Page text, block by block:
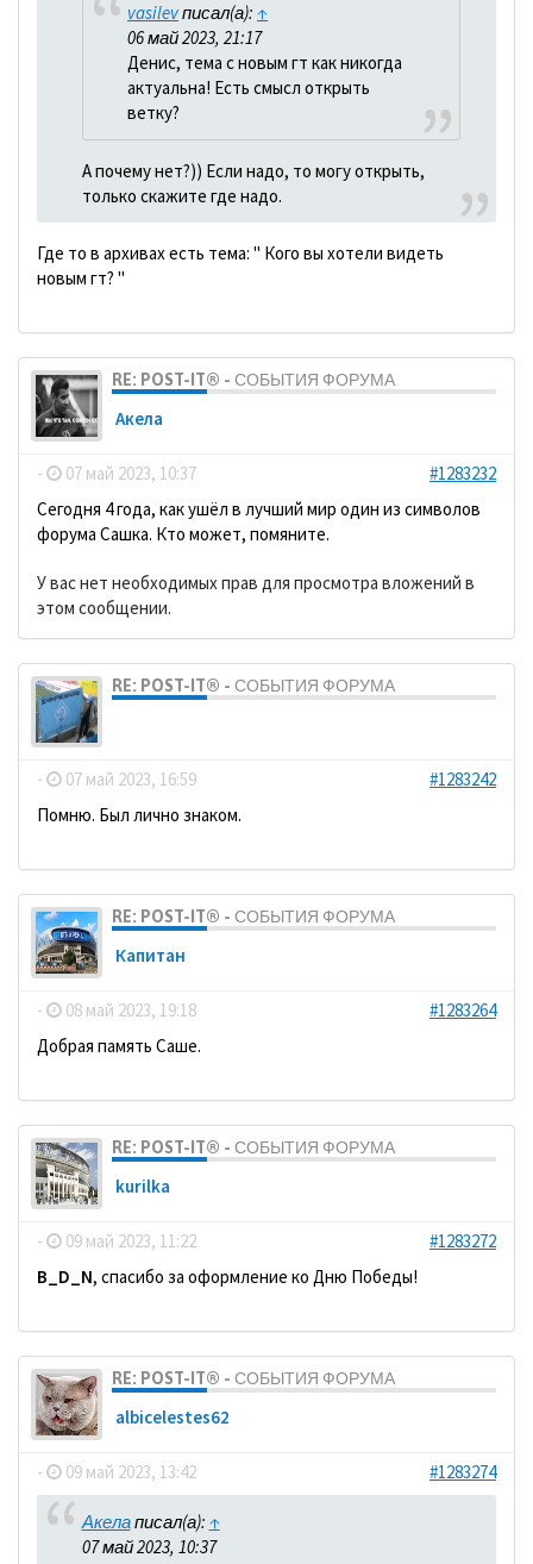
vasilevписал(а): ↑
06 май 2023, 21:17
Денис, тема с новым гт как никогда
актуальна! Есть смысл открыть
ветку?
А почему нет?)) Если надо, то могу открыть,
только скажите где надо.
Где то в архивах есть тема: " Кого вы хотели видеть
новым гт? "
RE: POST-IT® - СОБЫТИЯ ФОРУМА
Акела
- 07 май 2023, 10:37
#1283232
Сегодня 4 года, как ушёл в лучший мир один из символов
форума Сашка. Кто может, помяните.
У вас нет необходимых прав для просмотра вложений в
этом сообщении.
RE: POST-IT® - СОБЫТИЯ ФОРУМА
- 07 май 2023, 16:59
#1283242
Помню. Был лично знаком.
RE: POST-IT® - СОБЫТИЯ ФОРУМА
Кaпитaн
- 08 май 2023, 19:18
#1283264
Добрая память Саше.
RE: POST-IT® - СОБЫТИЯ ФОРУМА
kurilka
- 09 май 2023, 11:22
#1283272
B_D_N, спасибо за оформление ко Дню Победы!
RE: POST-IT® - СОБЫТИЯ ФОРУМА
albicelestes62
- 09 май 2023, 13:42 #1283274
Акелаписал(а): ↑
07 май 2023, 10:37